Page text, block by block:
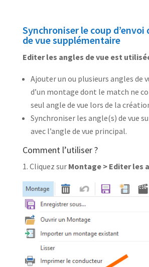
Synchroniser le coup d’envoi
de vue supplémentaire
Editer les angles de vue est
Ajouter un ou plusieurs angles de
d’un montage dont le match ne
seul angle de vue lors de la
Synchroniser les angle(s) de vue
avec l’angle de vue principal.
Comment l’utiliser ?
1. Cliquez sur Montage > Editer les